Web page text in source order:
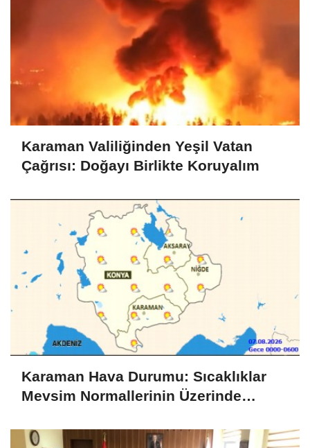
Karaman Valiliğinden Yeşil Vatan
Çağrısı: Doğayı Birlikte Koruyalım
Karaman Hava Durumu: Sıcaklıklar
Mevsim Normallerinin Üzerinde